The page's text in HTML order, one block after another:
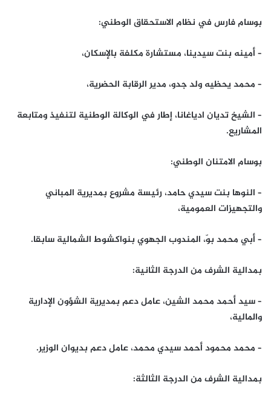
بوسام فارس في نظام الاستحقاق الوطني:
– أمينه بنت سيدينا، مستشارة مكلفة بالإسكان،
– محمد يحظيه ولد جدو، مدير الرقابة الحضرية،
– الشيخ تديان ادياغانا، إطار في الوكالة الوطنية لتنفيذ ومتابعة
المشاريع.
بوسام الامتنان الوطني:
– النوها بنت سيدي حامد، رئيسة مشروع بمديرية المباني
والتجهيزات العمومية،
– أبي محمد بوّ، المندوب الجهوي بنواكشوط الشمالية سابقا.
بمدالية الشرف من الدرجة الثانية:
– سيد أحمد محمد الشين، عامل دعم بمديرية الشؤون الإدارية
والمالية،
– محمد محمود أحمد سيدي محمد، عامل دعم بديوان الوزير.
بمدالية الشرف من الدرجة الثالثة: